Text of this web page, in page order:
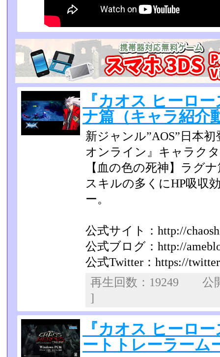
『カオス ヒーロ
ナ篇（キャラ紹
新ジャンル”AOS”日本
オンライン』キャラク
【血の色の死神】ラグ
スキルの多くにHP吸収
ー。
公式サイト：http://
公式ブログ：http://
公式Twitter：https://
再生回数：19249
]
『カオス ヒーロ
ートトレーラー